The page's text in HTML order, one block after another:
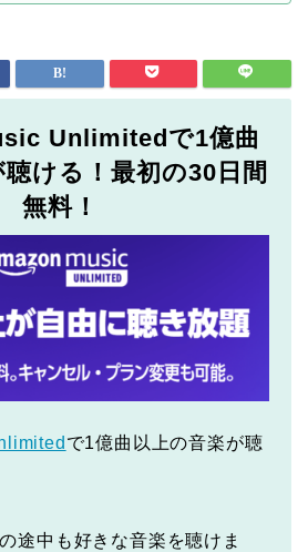
Unlimitedで1億曲
ける！最初の30日間
無料！
で1億曲以上の音楽が聴
途中も好きな音楽を聴けま